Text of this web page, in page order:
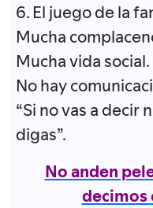
6. El juego de la
Mucha
Mucha vida social.
No hay
“Si no vas a decir
digas”.
No anden
decimos